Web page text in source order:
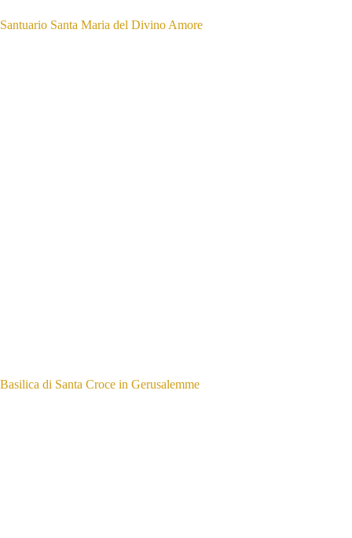
Santuario Santa Maria del Divino Amore
Basilica di Santa Croce in Gerusalemme